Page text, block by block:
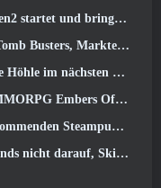
neue Warlord-Klasse mit sich
Markteinführung im Westen
von Eterspire zu erkunden
des Steam Next Fest ausprobieren
in den Frost von Icelake zurück
von Drittanbietern zu erhalten